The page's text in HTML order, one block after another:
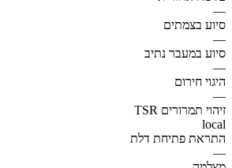
—
סיוע בצמתים
—
סיוע במעבר נתיב
—
היגוי חירום
—
זיהוי תמרורים TSR
local
התראת פתיחת דלת
—